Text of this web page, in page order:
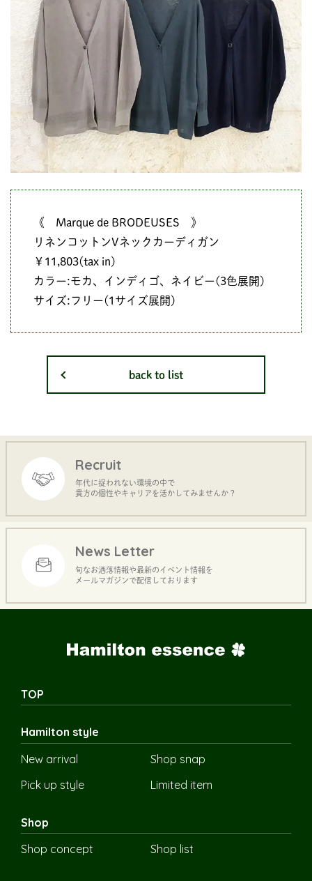
《 Marque de BRODEUSES 》
リネンコットンVネックカーディガン
￥11,803(tax in)
カラー:モカ、インディゴ、ネイビー(3色展開)
サイズ:フリー(1サイズ展開)
back to list
Recruit
年代に捉われない環境の中で
貴方の個性やキャリアを活かしてみませんか？
News Letter
旬なお洒落情報や最新のイベント情報を
メールマガジンで配信しております
TOP
Hamilton style
New arrival
Shop snap
Pick up style
Limited item
Shop
Shop concept
Shop list